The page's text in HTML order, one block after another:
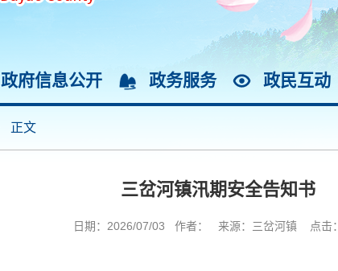
政府信息公开 政务服务 政民互动
正文
三岔河镇汛期安全告知书
日期：2026/07/03 作者： 来源：三岔河镇 点击：